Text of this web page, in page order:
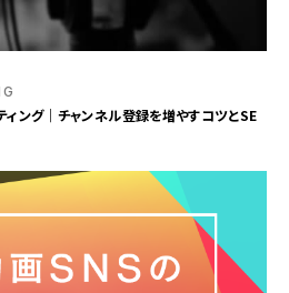
ング｜チャンネル登録を増やすコツとSE